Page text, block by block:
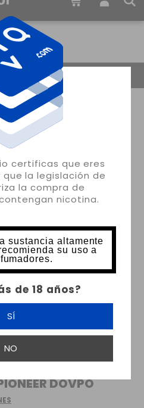
certificas que eres
la legislación de
la compra de
nicotina.
sustancia altamente
su uso a
de 18 años?
SÍ
NO
enviado en 42m:
DOVPO